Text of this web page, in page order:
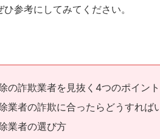
参考にしてみてください。
の詐欺業者を見抜く4つのポイント
業者の詐欺に合ったらどうすれば
業者の選び方